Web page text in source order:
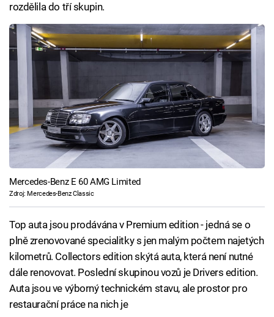
rozdělila do tří skupin.
Mercedes-Benz E 60 AMG Limited
Zdroj: Mercedes-Benz Classic
Top auta jsou prodávána v Premium edition - jedná se o
plně zrenovované specialitky s jen malým počtem najetých
kilometrů. Collectors edition skýtá auta, která není nutné
dále renovovat. Poslední skupinou vozů je Drivers edition.
Auta jsou ve výborný technickém stavu, ale prostor pro
restaurační práce na nich je